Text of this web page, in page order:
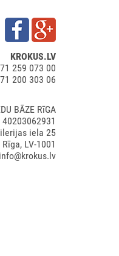
KROKUS.LV
259 073 00
200 303 06
BĀZE RīGA
40203062931
iela 25
Rīga, LV-1001
info@krokus.lv